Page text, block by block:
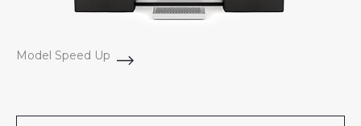
Model Speed Up